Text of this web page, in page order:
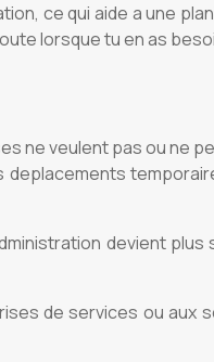
ce qui aide a une
lorsque tu en as
ne veulent pas ou ne
devient plus
de services ou aux